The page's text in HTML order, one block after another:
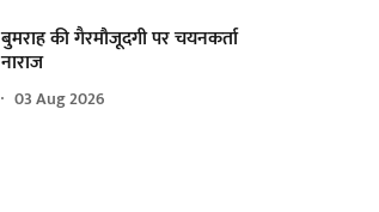
बुमराह की गैरमौजूदगी पर चयनकर्ता
नाराज
03 Aug 2026